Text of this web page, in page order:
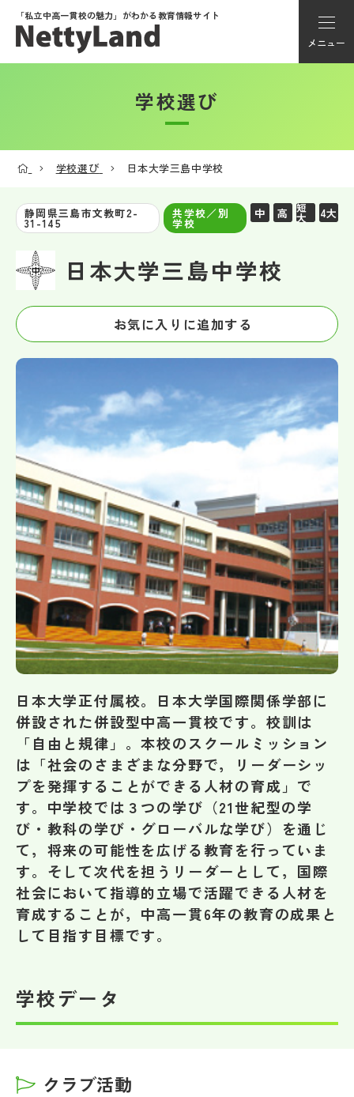
「私立中高一貫校の魅力」がわかる教育情報サイト
メニュー
アカウント登録
学校選び
学校動画
私学探検隊
説明会・イベント情報
よみもの
学校からのお知らせ
学校HP最新情報
特集
NettyLandかわら版
その他
お問い合わせ
個人情報保護方針
サイトマップ
運営会社
学校選び
学校選び 日本大学三島中学校
静岡県三島市文教町2-
31-145
共学校／別
学校
中 高 短
大 4大
日本大学三島中学校
お気に入りに追加する
日本大学正付属校。日本大学国際関係学部に
併設された併設型中高一貫校です。校訓は
「自由と規律」。本校のスクールミッション
は「社会のさまざまな分野で，リーダーシッ
プを発揮することができる人材の育成」で
す。中学校では３つの学び（21世紀型の学
び・教科の学び・グローバルな学び）を通じ
て，将来の可能性を広げる教育を行っていま
す。そして次代を担うリーダーとして，国際
社会において指導的立場で活躍できる人材を
育成することが，中高一貫6年の教育の成果と
して目指す目標です。
学校データ
クラブ活動